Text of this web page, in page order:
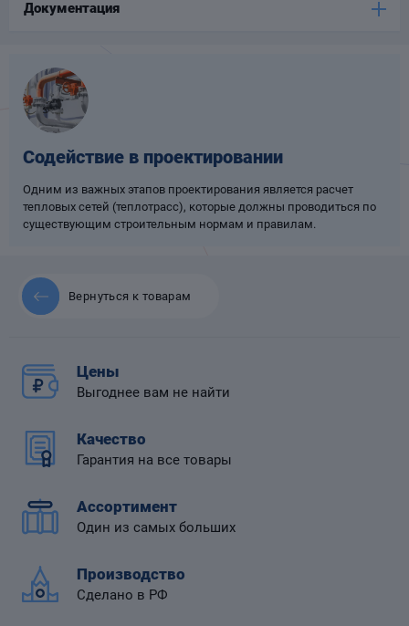
Документация
Содействие в проектировании
Одним из важных этапов проектирования является расчет
тепловых сетей (теплотрасс), которые должны проводиться по
существующим строительным нормам и правилам.
Вернуться к товарам
Цены
Выгоднее вам не найти
Качество
Гарантия на все товары
Ассортимент
Один из самых больших
Производство
Сделано в РФ
Компенсаторы